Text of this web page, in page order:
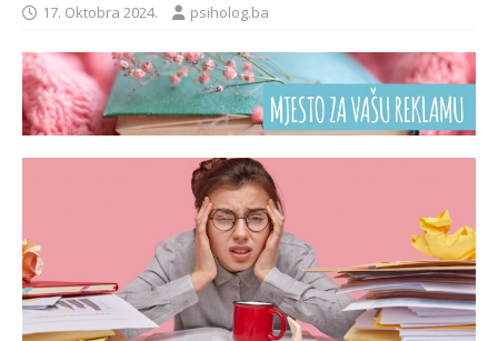
17. Oktobra 2024. psiholog.ba